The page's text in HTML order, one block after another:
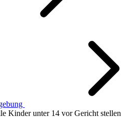
Kinder unter 14 vor Gericht stellen